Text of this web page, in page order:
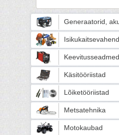
Generaatorid,
Keevitusseadmed
Käsitööriistad
Lõiketööriistad
Metsatehnika
Motokaubad